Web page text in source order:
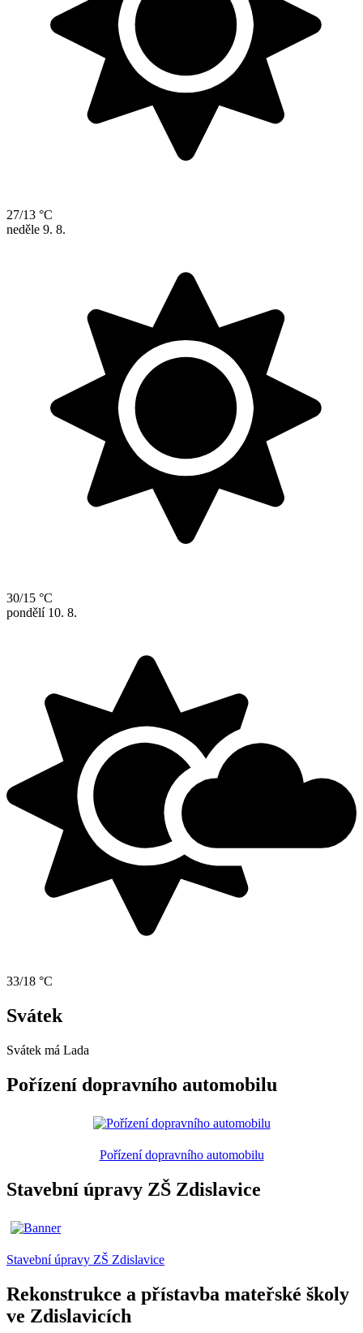
27/13 °C
neděle 9. 8.
30/15 °C
pondělí 10. 8.
33/18 °C
Svátek
Svátek má Lada
Pořízení dopravního automobilu
Pořízení dopravního automobilu
Stavební úpravy ZŠ Zdislavice
Stavební úpravy ZŠ Zdislavice
Rekonstrukce a přístavba mateřské školy
ve Zdislavicích